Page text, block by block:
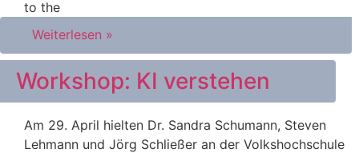
to the
Weiterlesen »
Workshop: KI verstehen
Am 29. April hielten Dr. Sandra Schumann, Steven
Lehmann und Jörg Schließer an der Volkshochschule